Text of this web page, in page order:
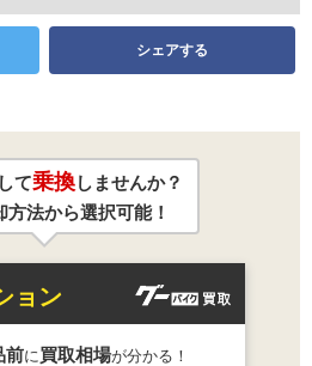
シェアする
て乗換しませんか？
方法から選択可能！
ョン
前に 買取相場が分かる！